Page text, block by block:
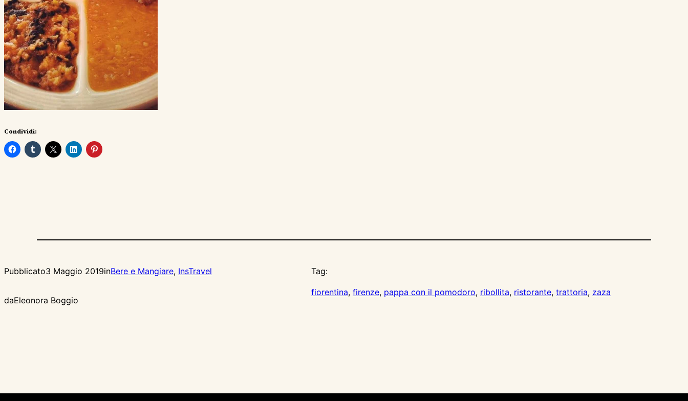
Condividi:
Pubblicato3 Maggio 2019inBere e Mangiare, InsTravel
daEleonora Boggio
Tag:
fiorentina, firenze, pappa con il pomodoro, ribollita, ristorante, trattoria, zaza